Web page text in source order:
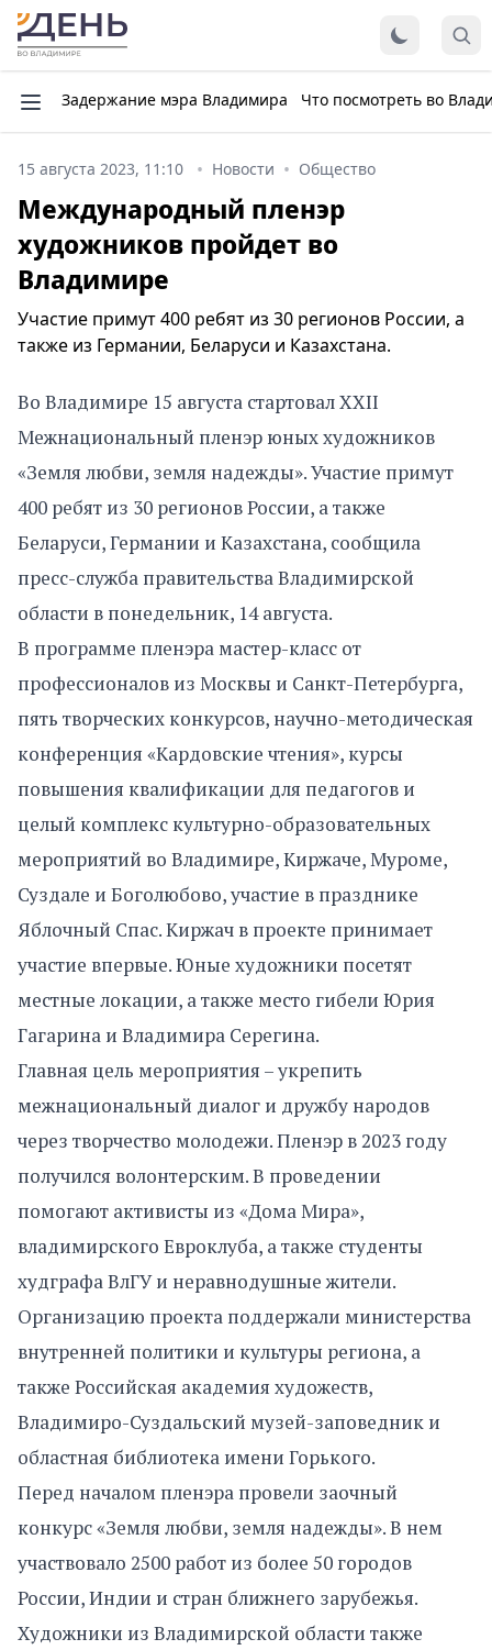
Задержание мэра Владимира Что посмотреть во
15 августа 2023, 11:10 Новости Общество
Международный пленэр
художников пройдет во
Владимире
Участие примут 400 ребят из 30 регионов России, а
также из Германии, Беларуси и Казахстана.
Во Владимире 15 августа стартовал XXII
Межнациональный пленэр юных художников
«Земля любви, земля надежды». Участие примут
400 ребят из 30 регионов России, а также
Беларуси, Германии и Казахстана, сообщила
пресс-служба правительства Владимирской
области в понедельник, 14 августа.
В программе пленэра мастер-класс от
профессионалов из Москвы и Санкт-Петербурга,
пять творческих конкурсов, научно-методическая
конференция «Кардовские чтения», курсы
повышения квалификации для педагогов и
целый комплекс культурно-образовательных
мероприятий во Владимире, Киржаче, Муроме,
Суздале и Боголюбово, участие в празднике
Яблочный Спас. Киржач в проекте принимает
участие впервые. Юные художники посетят
местные локации, а также место гибели Юрия
Гагарина и Владимира Серегина.
Главная цель мероприятия – укрепить
межнациональный диалог и дружбу народов
через творчество молодежи. Пленэр в 2023 году
получился волонтерским. В проведении
помогают активисты из «Дома Мира»,
владимирского Евроклуба, а также студенты
худграфа ВлГУ и неравнодушные жители.
Организацию проекта поддержали министерства
внутренней политики и культуры региона, а
также Российская академия художеств,
Владимиро-Суздальский музей-заповедник и
областная библиотека имени Горького.
Перед началом пленэра провели заочный
конкурс «Земля любви, земля надежды». В нем
участвовало 2500 работ из более 50 городов
России, Индии и стран ближнего зарубежья.
Художники из Владимирской области также